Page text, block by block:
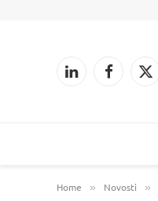
LinkedInFacebook
X
Home » Novosti »